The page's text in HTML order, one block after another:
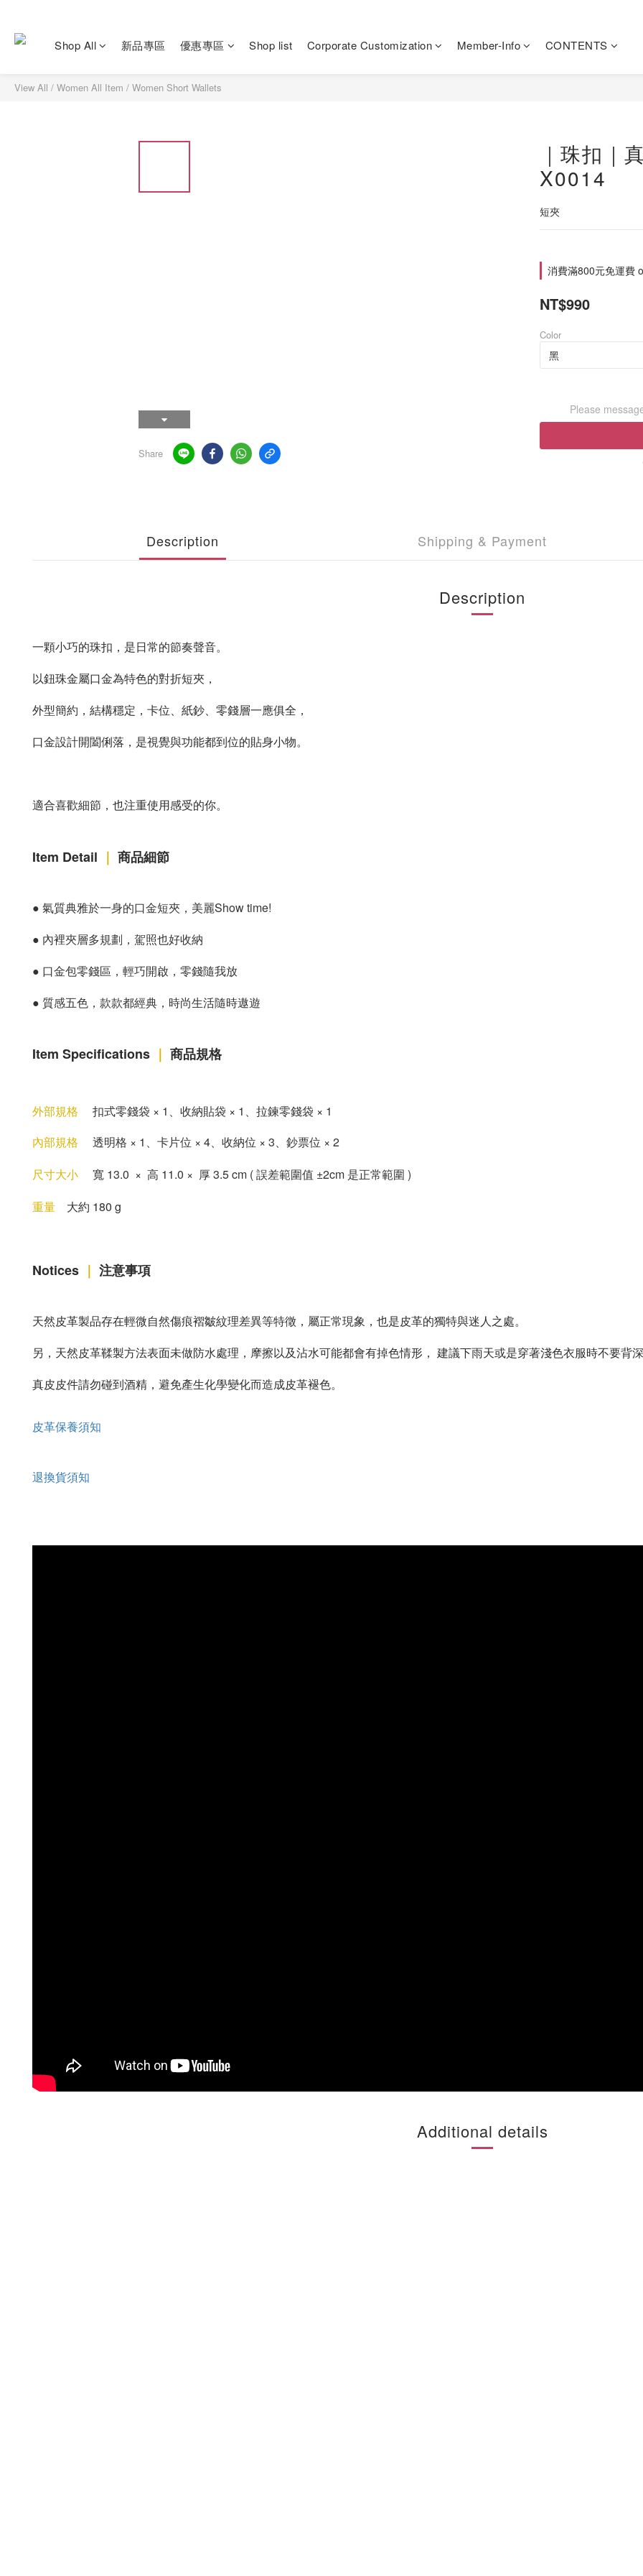
Shop All 新品專區 優惠專區 Shop list Corporate Customization Member-Info CONTENTS
View All / Women All Item / Women Short Wallets
Share
｜珠扣｜
X0014
短夾
消費滿800元免運費
NT$990
Color
Please
Description Shipping & Payment
Description
一顆小巧的珠扣，是日常的節奏聲音。
以鈕珠金屬口金為特色的對折短夾，
外型簡約，結構穩定，卡位、紙鈔、零錢層一應俱全，
口金設計開闔俐落，是視覺與功能都到位的貼身小物。
適合喜歡細節，也注重使用感受的你。
Item Detail ｜ 商品細節
● 氣質典雅於一身的口金短夾，美麗Show time!
● 內裡夾層多規劃，駕照也好收納
● 口金包零錢區，輕巧開啟，零錢隨我放
● 質感五色，款款都經典，時尚生活隨時遨遊
Item Specifications ｜ 商品規格
外部規格 扣式零錢袋 × 1 、 收納貼袋 × 1 、 拉鍊零錢袋 × 1
內部規格
透明格 × 1 、 卡片位 × 4、 收納位 × 3、 鈔票位 × 2
尺寸大小
寬 13.0 × 高 11.0 × 厚 3.5 cm ( 誤差範圍值 ±2cm 是正常範圍 )
重量
大約 180 g
Notices ｜ 注意事項
天然皮革製品存在輕微自然傷痕褶皺紋理差異等特徵，屬正常現象，也是皮革的獨特與迷人之處。
另，天然皮革鞣製方法表面未做防水處理，摩擦以及沾水可能都會有掉色情形， 建議下雨天或是穿著淺色衣服時不要背深
真皮皮件請勿碰到酒精，避免產生化學變化而造成皮革褪色。
皮革保養須知
退換貨須知
Additional details